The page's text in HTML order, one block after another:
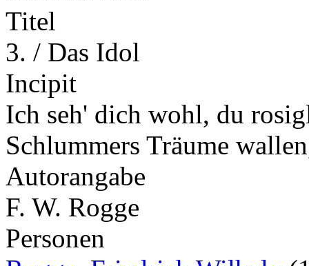
Titel
3. / Das Idol
Incipit
Ich seh' dich wohl, du
Schlummers Träume
Autorangabe
F. W. Rogge
Personen